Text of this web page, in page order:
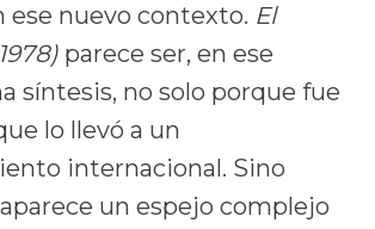
ese nuevo contexto. El
parece ser, en ese
síntesis, no solo porque fue
lo llevó a un
internacional. Sino
un espejo complejo